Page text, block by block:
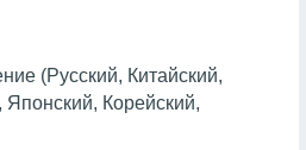
(Русский, Китайский,
Японский, Корейский,